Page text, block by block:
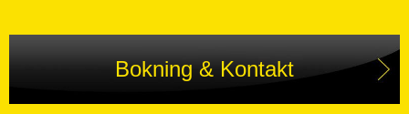
Bokning & Kontakt